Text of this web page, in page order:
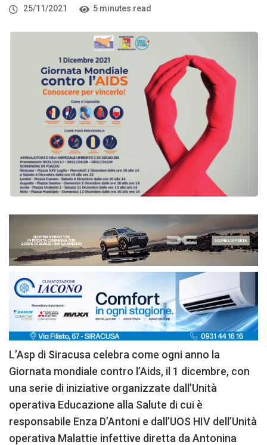
25/11/2021
5 minutes read
L’Asp di Siracusa celebra come ogni anno la
Giornata mondiale contro l’Aids, il 1 dicembre, con
una serie di iniziative organizzate dall’Unità
operativa Educazione alla Salute di cui è
responsabile Enza D’Antoni e dall’UOS HIV dell’Unità
operativa Malattie infettive diretta da Antonina